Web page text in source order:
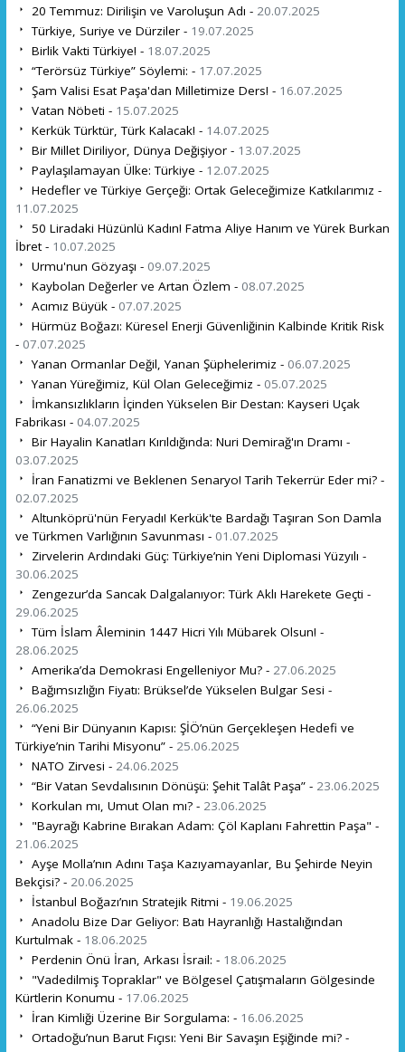
20 Temmuz: Dirilişin ve Varoluşun Adı - 20.07.2025
Türkiye, Suriye ve Dürziler - 19.07.2025
Birlik Vakti Türkiye! - 18.07.2025
“Terörsüz Türkiye” Söylemi: - 17.07.2025
Şam Valisi Esat Paşa'dan Milletimize Ders! - 16.07.2025
Vatan Nöbeti - 15.07.2025
Kerkük Türktür, Türk Kalacak! - 14.07.2025
Bir Millet Diriliyor, Dünya Değişiyor - 13.07.2025
Paylaşılamayan Ülke: Türkiye - 12.07.2025
Hedefler ve Türkiye Gerçeği: Ortak Geleceğimize Katkılarımız -
11.07.2025
50 Liradaki Hüzünlü Kadın! Fatma Aliye Hanım ve Yürek Burkan
İbret - 10.07.2025
Urmu'nun Gözyaşı - 09.07.2025
Kaybolan Değerler ve Artan Özlem - 08.07.2025
Acımız Büyük - 07.07.2025
Hürmüz Boğazı: Küresel Enerji Güvenliğinin Kalbinde Kritik Risk
- 07.07.2025
Yanan Ormanlar Değil, Yanan Şüphelerimiz - 06.07.2025
Yanan Yüreğimiz, Kül Olan Geleceğimiz - 05.07.2025
İmkansızlıkların İçinden Yükselen Bir Destan: Kayseri Uçak
Fabrikası - 04.07.2025
Bir Hayalin Kanatları Kırıldığında: Nuri Demirağ'ın Dramı -
03.07.2025
İran Fanatizmi ve Beklenen Senaryo! Tarih Tekerrür Eder mi? -
02.07.2025
Altunköprü'nün Feryadı! Kerkük'te Bardağı Taşıran Son Damla
ve Türkmen Varlığının Savunması - 01.07.2025
Zirvelerin Ardındaki Güç: Türkiye’nin Yeni Diplomasi Yüzyılı -
30.06.2025
Zengezur’da Sancak Dalgalanıyor: Türk Aklı Harekete Geçti -
29.06.2025
Tüm İslam Âleminin 1447 Hicri Yılı Mübarek Olsun! -
28.06.2025
Amerika’da Demokrasi Engelleniyor Mu? - 27.06.2025
Bağımsızlığın Fiyatı: Brüksel’de Yükselen Bulgar Sesi -
26.06.2025
“Yeni Bir Dünyanın Kapısı: ŞİÖ’nün Gerçekleşen Hedefi ve
Türkiye’nin Tarihi Misyonu” - 25.06.2025
NATO Zirvesi - 24.06.2025
“Bir Vatan Sevdalısının Dönüşü: Şehit Talât Paşa” - 23.06.2025
Korkulan mı, Umut Olan mı? - 23.06.2025
"Bayrağı Kabrine Bırakan Adam: Çöl Kaplanı Fahrettin Paşa" -
21.06.2025
Ayşe Molla’nın Adını Taşa Kazıyamayanlar, Bu Şehirde Neyin
Bekçisi? - 20.06.2025
İstanbul Boğazı’nın Stratejik Ritmi - 19.06.2025
Anadolu Bize Dar Geliyor: Batı Hayranlığı Hastalığından
Kurtulmak - 18.06.2025
Perdenin Önü İran, Arkası İsrail: - 18.06.2025
"Vadedilmiş Topraklar" ve Bölgesel Çatışmaların Gölgesinde
Kürtlerin Konumu - 17.06.2025
İran Kimliği Üzerine Bir Sorgulama: - 16.06.2025
Ortadoğu’nun Barut Fıçısı: Yeni Bir Savaşın Eşiğinde mi? -